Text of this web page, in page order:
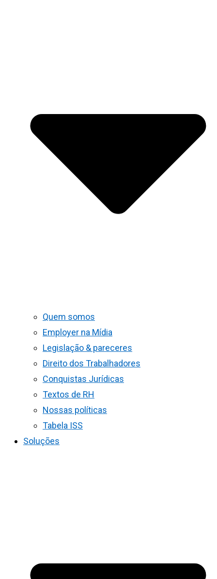
Quem somos
Employer na Mídia
Legislação & pareceres
Direito dos Trabalhadores
Conquistas Jurídicas
Textos de RH
Nossas políticas
Tabela ISS
Soluções